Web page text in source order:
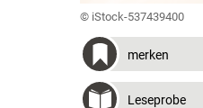
© iStock-537439400
merken
Leseprobe